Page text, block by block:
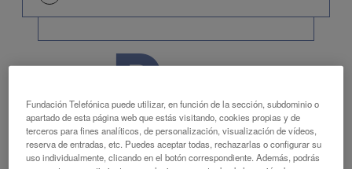
P
Rafael Yuste
Fundación Telefónica puede utilizar, en función de la sección, subdominio o
apartado de esta página web que estás visitando, cookies propias y de
terceros para fines analíticos, de personalización, visualización de vídeos,
reserva de entradas, etc. Puedes aceptar todas, rechazarlas o configurar su
uso individualmente, clicando en el botón correspondiente. Además, podrás